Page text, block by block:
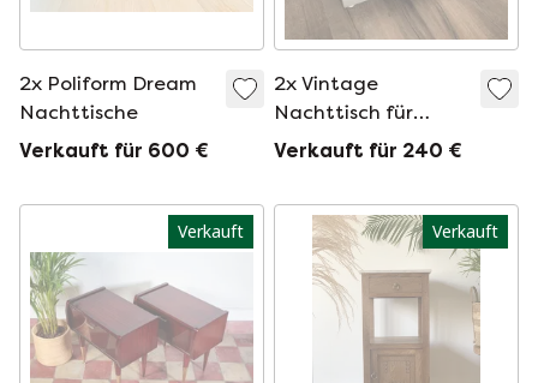
2x Poliform Dream
Nachttische
Verkauft für 600 €
2x Vintage
Nachttisch für
Flugcontainerflugzeuge
Verkauft für 240 €
Verkauft Verkauft